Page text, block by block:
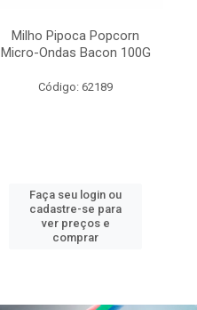
Milho Pipoca Popcorn
Micro-Ondas Bacon 100G
Código: 62189
Faça seu login ou
cadastre-se para
ver preços e
comprar